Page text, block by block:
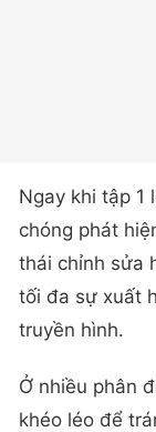
Ngay khi tập 1
chóng phát
thái chỉnh sửa
tối đa sự xuất
truyền hình.
Ở nhiều phân
khéo léo để